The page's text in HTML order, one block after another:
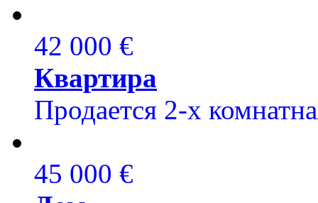
42 000 €
Квартира
Продается 2-х
45 000 €